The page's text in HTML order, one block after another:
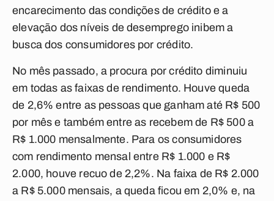
encarecimento das condições de crédito e a
elevação dos níveis de desemprego inibem a
busca dos consumidores por crédito.
No mês passado, a procura por crédito diminuiu
em todas as faixas de rendimento. Houve queda
de 2,6% entre as pessoas que ganham até R$ 500
por mês e também entre as recebem de R$ 500 a
R$ 1.000 mensalmente. Para os consumidores
com rendimento mensal entre R$ 1.000 e R$
2.000, houve recuo de 2,2%. Na faixa de R$ 2.000
a R$ 5.000 mensais, a queda ficou em 2,0% e, na